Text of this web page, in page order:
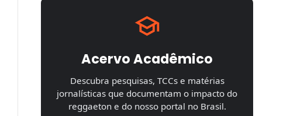
Acervo Acadêmico
Descubra pesquisas, TCCs e matérias
jornalísticas que documentam o impacto do
reggaeton e do nosso portal no Brasil.